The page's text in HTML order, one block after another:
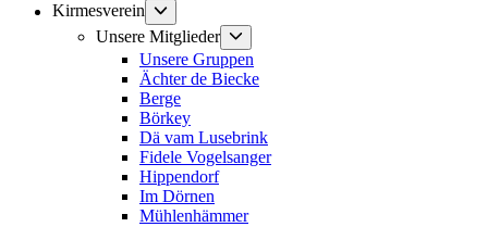
Kirmesverein
Untermenü
anzeigen
Unsere Mitglieder
anzeigen
Unsere Gruppen
Ächter de Biecke
Berge
Börkey
Dä vam Lusebrink
Fidele Vogelsanger
Hippendorf
Im Dörnen
Mühlenhämmer